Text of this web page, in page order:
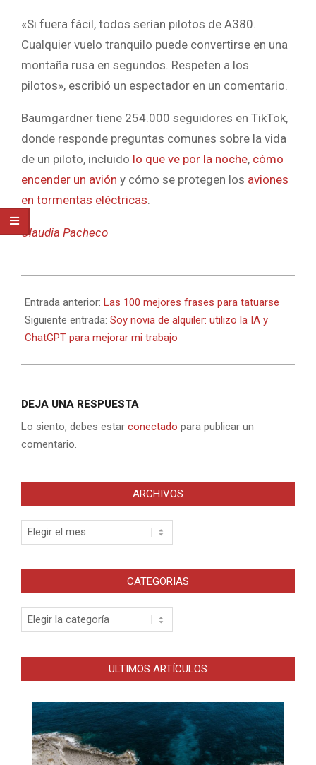
«Si fuera fácil, todos serían pilotos de A380.
Cualquier vuelo tranquilo puede convertirse en una
montaña rusa en segundos. Respeten a los
pilotos», escribió un espectador en un comentario.
Baumgardner tiene 254.000 seguidores en TikTok,
donde responde preguntas comunes sobre la vida
de un piloto, incluido lo que ve por la noche, cómo
encender un avión y cómo se protegen los aviones
en tormentas eléctricas.
Claudia Pacheco
11-
20
Entrada anterior: Las 100 mejores frases para tatuarse
Siguiente entrada: Soy novia de alquiler: utilizo la IA y
ChatGPT para mejorar mi trabajo
DEJA UNA RESPUESTA
Lo siento, debes estar conectado para publicar un
comentario.
ARCHIVOS
Archivos
CATEGORIAS
Categorias
ULTIMOS ARTÍCULOS